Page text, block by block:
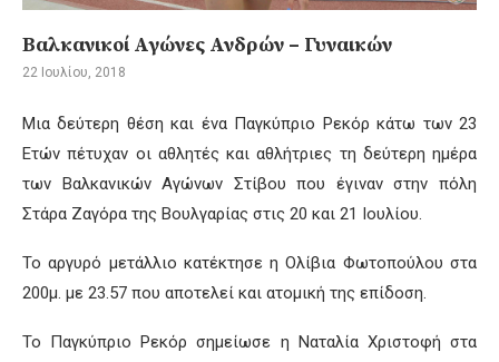
Βαλκανικοί Αγώνες Ανδρών – Γυναικών
22 Ιουλίου, 2018
Μια δεύτερη θέση και ένα Παγκύπριο Ρεκόρ κάτω των 23
Ετών πέτυχαν οι αθλητές και αθλήτριες τη δεύτερη ημέρα
των Βαλκανικών Αγώνων Στίβου που έγιναν στην πόλη
Στάρα Ζαγόρα της Βουλγαρίας στις 20 και 21 Ιουλίου.
Το αργυρό μετάλλιο κατέκτησε η Ολίβια Φωτοπούλου στα
200μ. με 23.57 που αποτελεί και ατομική της επίδοση.
Το Παγκύπριο Ρεκόρ σημείωσε η Ναταλία Χριστοφή στα